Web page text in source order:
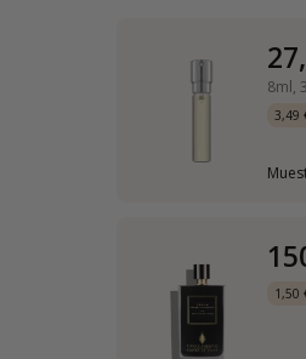
8ml,
3,49
1,50